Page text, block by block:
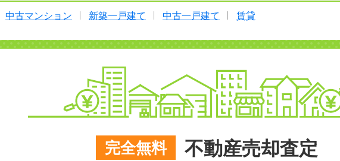
中古マンション 新築一戸建て 中古一戸建て 賃貸
完全無料 不動産売却査定